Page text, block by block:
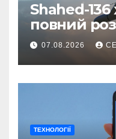
Shahed-
повний
камікадзе
07.08.2026
ТЕХНОЛОГІЇ